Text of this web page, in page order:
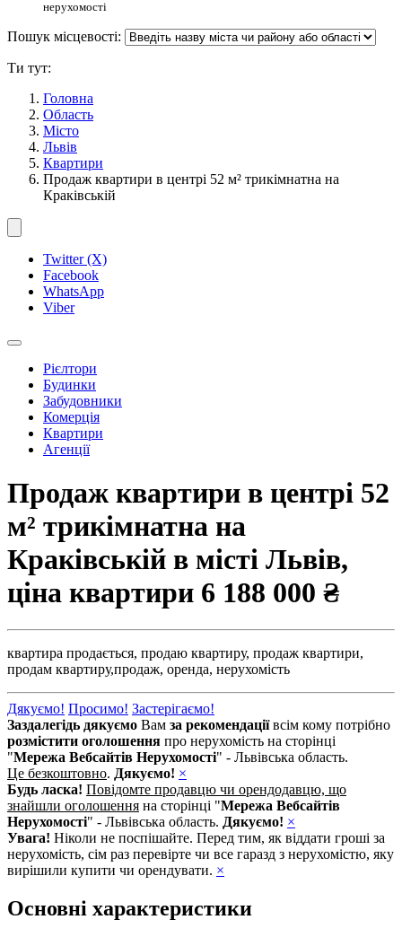
нерухомості
Пошук місцевості:
Ти тут:
Головна
Область
Місто
Львів
Квартири
Продаж квартири в центрі 52 м² трикімнатна на
Краківській
Twitter (X)
Facebook
WhatsApp
Viber
Рієлтори
Будинки
Забудовники
Комерція
Квартири
Агенції
Продаж квартири в центрі 52
м² трикімнатна на
Краківській в місті Львів,
ціна квартири 6 188 000 ₴
квартира продається, продаю квартиру, продаж квартири,
продам квартиру,продаж, оренда, нерухомість
Дякуємо! Просимо! Застерігаємо!
Заздалегідь дякуємо Вам за рекомендаціївсім кому потрібно
розмістити оголошення про нерухомість на сторінці
"Мережа Вебсайтів Нерухомості" - Львівська область.
Це безкоштовно. Дякуємо! ×
Будь ласка! Повідомте продавцю чи орендодавцю, що
знайшли оголошення на сторінці "Мережа Вебсайтів
Нерухомості" - Львівська область. Дякуємо! ×
Увага! Ніколи не поспішайте. Перед тим, як віддати гроші за
нерухомість, сім раз перевірте чи все гаразд з нерухомістю, яку
вирішили купити чи орендувати. ×
Основні характеристики